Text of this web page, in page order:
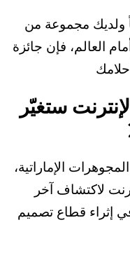
مجموعة من
العالم، فإن جائزة
ستغيّر
الإماراتية،
2021 عبر الإنترنت لاكتشاف آخر
إثراء قطاع تصميم